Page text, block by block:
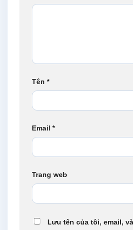
Tên *
Email *
Trang web
Lưu tên của tôi, email,